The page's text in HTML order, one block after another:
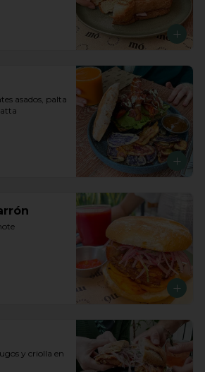
asados, palta
y criolla en